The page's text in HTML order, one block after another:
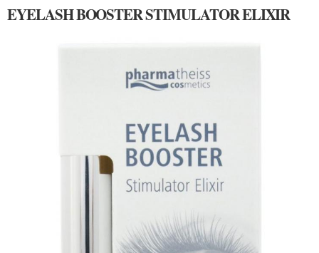
EYELASH BOOSTER STIMULATOR ELIXIR